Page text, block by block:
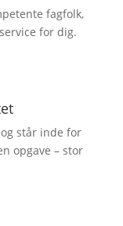
fagfolk,
for dig.
står inde for
opgave – stor